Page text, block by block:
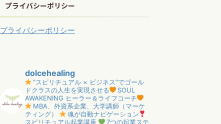
プライバシーポリシー
プライバシーポリシー
dolcehealing
"スピリチュアル × ビジネス”でゴール
ドクラスの人生を実現させる
SOUL
AWAKENING ヒーラー＆ライフコーチ
MBA、外資系企業、大学講師（マーケ
ティング）
魂が自動ナビゲーション
スピリチュアル起業講座
7つの起業ステ